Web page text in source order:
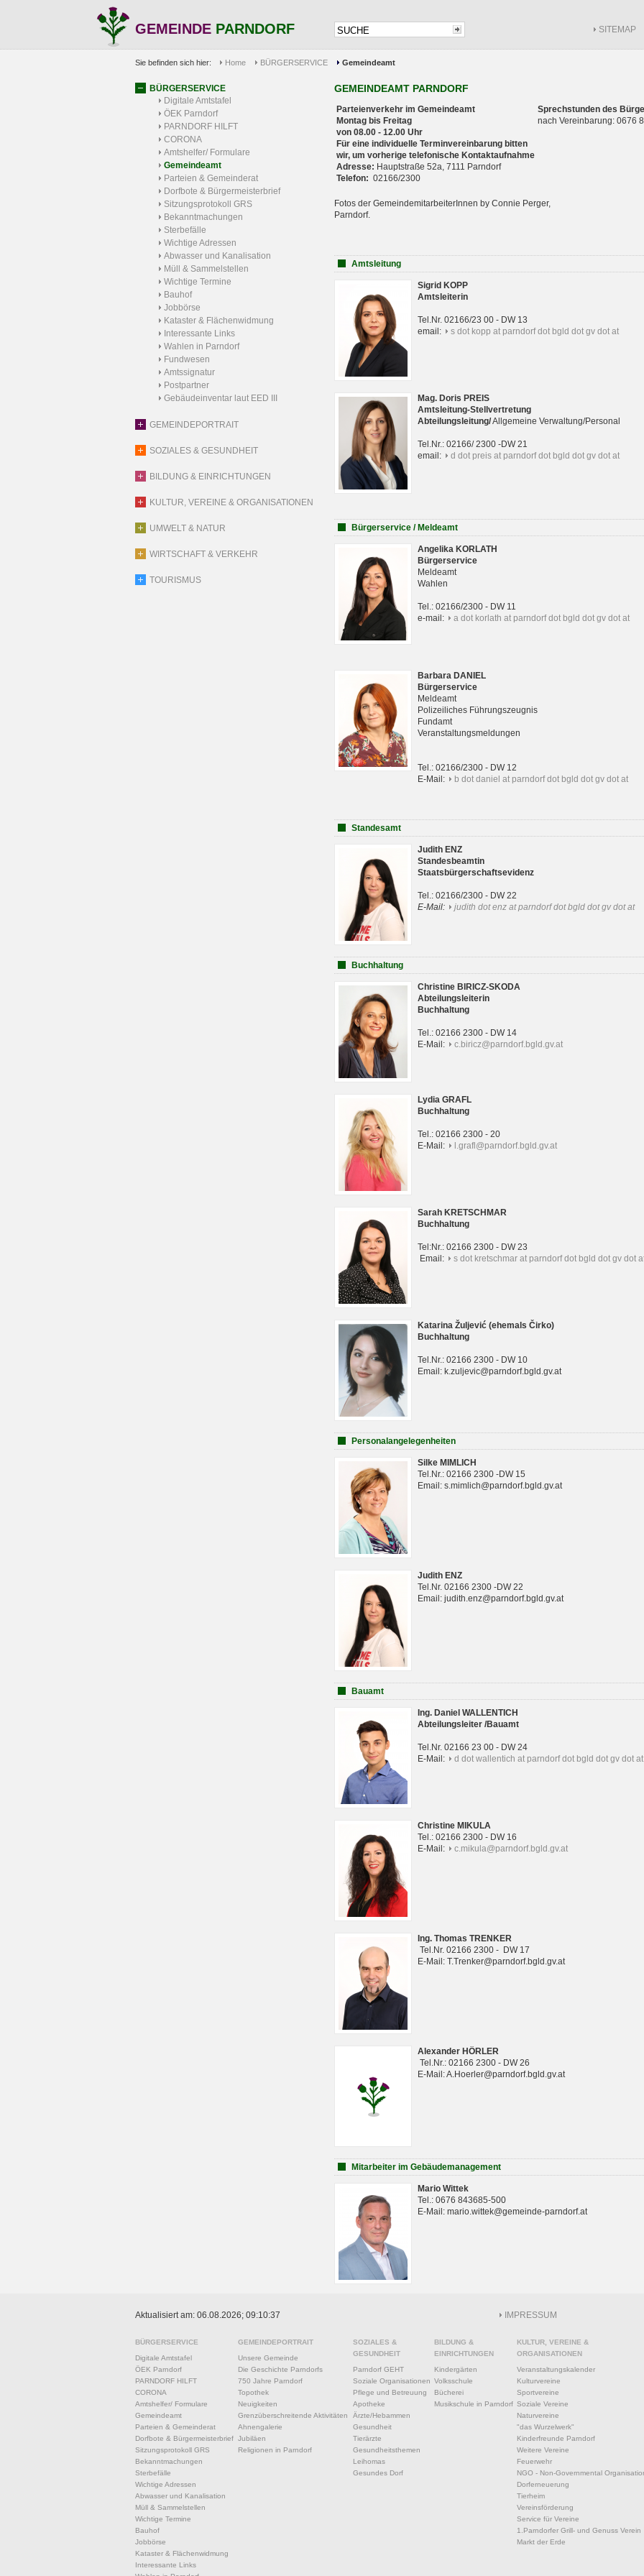
GEMEINDE PARNDORF SITEMAP
Sie befinden sich hier: Home BÜRGERSERVICE Gemeindeamt
BÜRGERSERVICE
Digitale Amtstafel
ÖEK Parndorf
PARNDORF HILFT
CORONA
Amtshelfer/ Formulare
Gemeindeamt
Parteien & Gemeinderat
Dorfbote & Bürgermeisterbrief
Sitzungsprotokoll GRS
Bekanntmachungen
Sterbefälle
Wichtige Adressen
Abwasser und Kanalisation
Müll & Sammelstellen
Wichtige Termine
Bauhof
Jobbörse
Kataster & Flächenwidmung
Interessante Links
Wahlen in Parndorf
Fundwesen
Amtssignatur
Postpartner
Gebäudeinventar laut EED III
GEMEINDEPORTRAIT
SOZIALES & GESUNDHEIT
BILDUNG & EINRICHTUNGEN
KULTUR, VEREINE & ORGANISATIONEN
UMWELT & NATUR
WIRTSCHAFT & VERKEHR
TOURISMUS
GEMEINDEAMT PARNDORF
Parteienverkehr im Gemeindeamt
Montag bis Freitag
von 08.00 - 12.00 Uhr
Für eine individuelle Terminvereinbarung bitten
wir, um vorherige telefonische Kontaktaufnahme
Adresse: Hauptstraße 52a, 7111 Parndorf
Telefon: 02166/2300
Sprechstunden des
nach Vereinbarung: 0676
Fotos der GemeindemitarbeiterInnen by Connie Perger,
Parndorf.
Amtsleitung
Sigrid KOPP
Amtsleiterin
Tel.Nr. 02166/23 00 - DW 13
email:
s dot kopp at parndorf dot bgld dot gv dot at
Mag. Doris PREIS
Amtsleitung-Stellvertretung
Abteilungsleitung/Allgemeine Verwaltung/Personal
Tel.Nr.: 02166/ 2300 -DW 21
email:
d dot preis at parndorf dot bgld dot gv dot at
Bürgerservice / Meldeamt
Angelika KORLATH
Bürgerservice
Meldeamt
Wahlen
Tel.: 02166/2300 - DW 11
e-mail:
a dot korlath at parndorf dot bgld dot gv dot at
Barbara DANIEL
Bürgerservice
Meldeamt
Polizeiliches Führungszeugnis
Fundamt
Veranstaltungsmeldungen
Tel.: 02166/2300 - DW 12
E-Mail:
b dot daniel at parndorf dot bgld dot gv dot at
Standesamt
Judith ENZ
Standesbeamtin
Staatsbürgerschaftsevidenz
Tel.: 02166/2300 - DW 22
E-Mail:
judith dot enz at parndorf dot bgld dot gv dot at
Buchhaltung
Christine BIRICZ-SKODA
Abteilungsleiterin
Buchhaltung
Tel.: 02166 2300 - DW 14
E-Mail:
c.biricz@parndorf.bgld.gv.at
Lydia GRAFL
Buchhaltung
Tel.: 02166 2300 - 20
E-Mail:
l.grafl@parndorf.bgld.gv.at
Sarah KRETSCHMAR
Buchhaltung
Tel:Nr.: 02166 2300 - DW 23
Email:
s dot kretschmar at parndorf dot bgld dot gv dot
Katarina Žuljević (ehemals Čirko)
Buchhaltung
Tel.Nr.: 02166 2300 - DW 10
Email: k.zuljevic@parndorf.bgld.gv.at
Personalangelegenheiten
Silke MIMLICH
Tel.Nr.: 02166 2300 -DW 15
Email: s.mimlich@parndorf.bgld.gv.at
Judith ENZ
Tel.Nr. 02166 2300 -DW 22
Email: judith.enz@parndorf.bgld.gv.at
Bauamt
Ing. Daniel WALLENTICH
Abteilungsleiter /Bauamt
Tel.Nr. 02166 23 00 - DW 24
E-Mail:
d dot wallentich at parndorf dot bgld dot gv dot at
Christine MIKULA
Tel.: 02166 2300 - DW 16
E-Mail:
c.mikula@parndorf.bgld.gv.at
Ing. Thomas TRENKER
Tel.Nr. 02166 2300 - DW 17
E-Mail: T.Trenker@parndorf.bgld.gv.at
Alexander HÖRLER
Tel.Nr.: 02166 2300 - DW 26
E-Mail: A.Hoerler@parndorf.bgld.gv.at
Mitarbeiter im Gebäudemanagement
Mario Wittek
Tel.: 0676 843685-500
E-Mail: mario.wittek@gemeinde-parndorf.at
Aktualisiert am: 06.08.2026; 09:10:37 IMPRESSUM
BÜRGERSERVICE
Digitale Amtstafel
ÖEK Parndorf
PARNDORF HILFT
CORONA
Amtshelfer/ Formulare
Gemeindeamt
Parteien & Gemeinderat
Dorfbote & Bürgermeisterbrief
Sitzungsprotokoll GRS
Bekanntmachungen
Sterbefälle
Wichtige Adressen
Abwasser und Kanalisation
Müll & Sammelstellen
Wichtige Termine
Bauhof
Jobbörse
Kataster & Flächenwidmung
Interessante Links
GEMEINDEPORTRAIT
Unsere Gemeinde
Die Geschichte Parndorfs
750 Jahre Parndorf
Topothek
Neuigkeiten
Grenzüberschreitende Aktivitäten
Ahnengalerie
Jubiläen
Religionen in Parndorf
SOZIALES &
GESUNDHEIT
Parndorf GEHT
Soziale Organisationen
Pflege und Betreuung
Apotheke
Ärzte/Hebammen
Gesundheit
Tierärzte
Gesundheitsthemen
Leihomas
Gesundes Dorf
BILDUNG &
EINRICHTUNGEN
Kindergärten
Volksschule
Bücherei
Musikschule in Parndorf
KULTUR, VEREINE &
ORGANISATIONEN
Veranstaltungskalender
Kulturvereine
Sportvereine
Soziale Vereine
Naturvereine
"das Wurzelwerk"
Kinderfreunde Parndorf
Weitere Vereine
Feuerwehr
NGO - Non-Governmental
Dorferneuerung
Tierheim
Vereinsförderung
Service für Vereine
1.Parndorfer Grill- und Genuss Verein
Markt der Erde